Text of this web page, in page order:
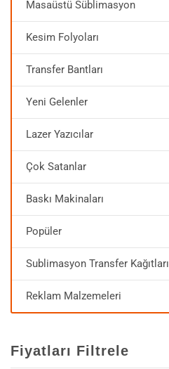
Masaüstü Süblimasyon
Kesim Folyoları
Transfer Bantları
Yeni Gelenler
Lazer Yazıcılar
Çok Satanlar
Baskı Makinaları
Popüler
Sublimasyon Transfer Kağıtları
Reklam Malzemeleri
Fiyatları Filtrele